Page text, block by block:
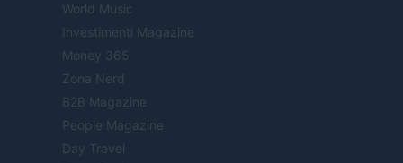
World Music
Investimenti Magazine
Money 365
Zona Nerd
B2B Magazine
People Magazine
Day Travel